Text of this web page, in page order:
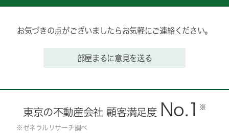
お気づきの点がございましたらお気軽にご連絡ください。
部屋まるに意見を送る
東京の不動産会社 顧客満足度 No.1 ※
※ゼネラルリサーチ調べ